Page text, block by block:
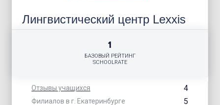
Лингвистический центр Lexxis
Отзывы учащихся 4
Филиалов в г. Екатеринбурге 5
1
БАЗОВЫЙ РЕЙТИНГ
SCHOOLRATE